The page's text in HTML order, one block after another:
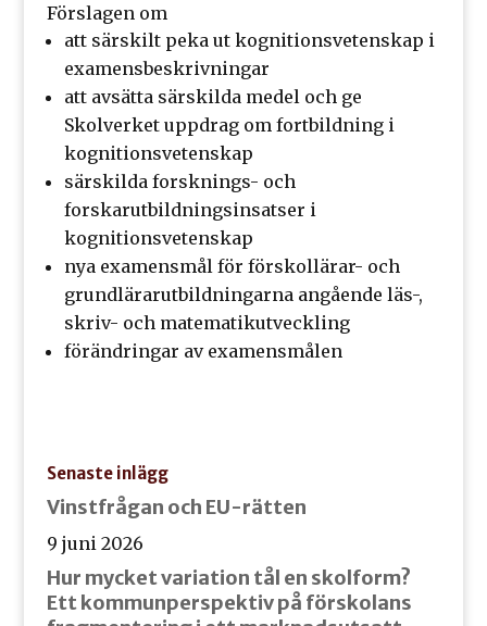
Förslagen om
att särskilt peka ut kognitionsvetenskap i
examensbeskrivningar
att avsätta särskilda medel och ge
Skolverket uppdrag om fortbildning i
kognitionsvetenskap
särskilda forsknings- och
forskarutbildningsinsatser i
kognitionsvetenskap
nya examensmål för förskollärar- och
grundlärarutbildningarna angående läs-,
skriv- och matematikutveckling
förändringar av examensmålen
Senaste inlägg
Vinstfrågan och EU-rätten
9 juni 2026
Hur mycket variation tål en skolform?
Ett kommunperspektiv på förskolans